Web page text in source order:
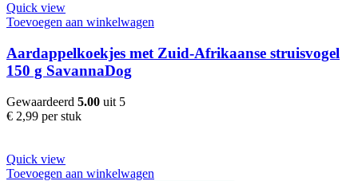
Quick view
Toevoegen aan winkelwagen
Aardappelkoekjes met Zuid-Afrikaanse struisvogel
150 g SavannaDog
Gewaardeerd 5.00 uit 5
€ 2,99 per stuk
Quick view
Toevoegen aan winkelwagen